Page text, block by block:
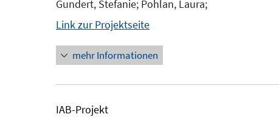
Gundert, Stefanie; Pohlan, Laura;
Link zur Projektseite
mehr Informationen
IAB-Projekt